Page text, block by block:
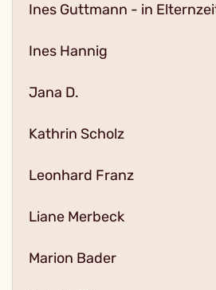
Ines Guttmann - in
Ines Hannig
Jana D.
Kathrin Scholz
Leonhard Franz
Liane Merbeck
Marion Bader